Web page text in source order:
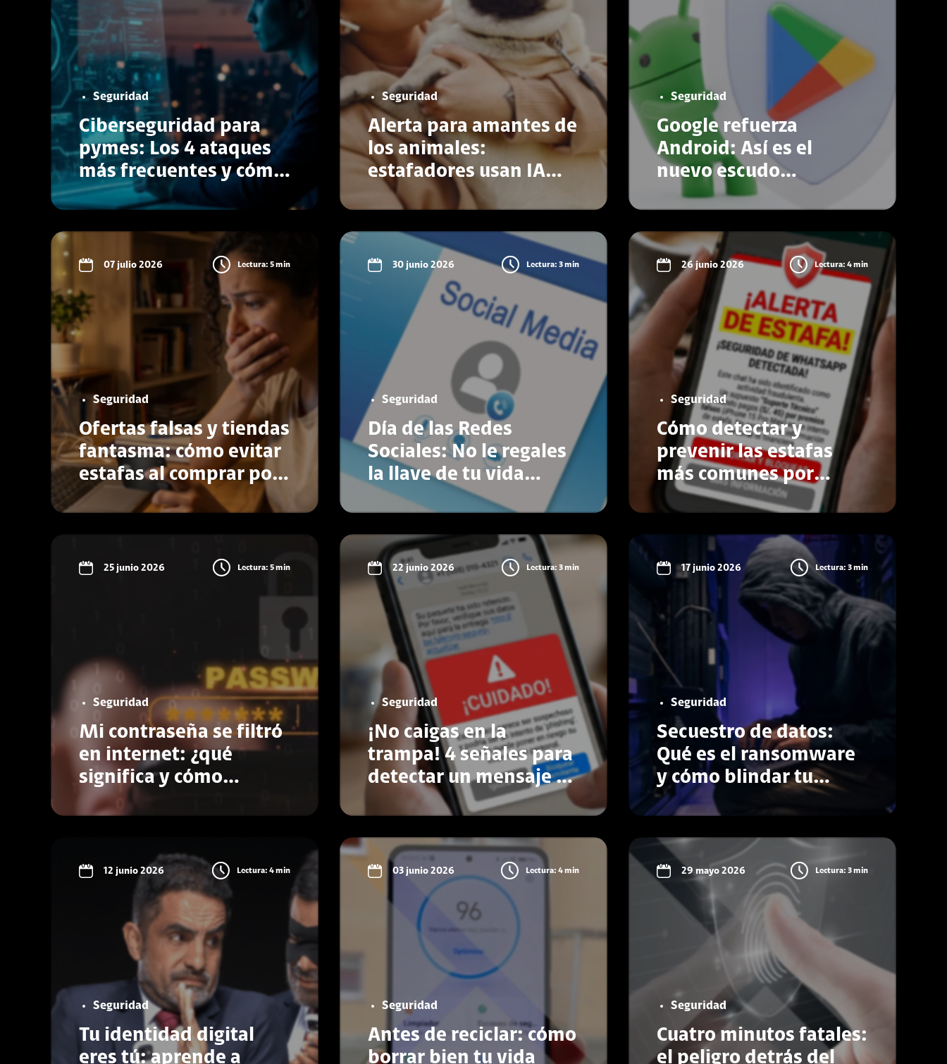
Seguridad
Ciberseguridad para
pymes: Los 4 ataques
más frecuentes y cómo
proteger tu negocio
Conoce más
Seguridad
Alerta para amantes de
los animales:
estafadores usan IA
para pedir dinero por
Conoce más
Seguridad
Google refuerza
Android: Así es el
nuevo escudo
obligatorio contra las
Conoce más
07 julio 2026 Lectura: 5 min
Seguridad
Ofertas falsas y tiendas
fantasma: cómo evitar
estafas al comprar por
internet
30 junio 2026 Lectura: 3 min
Seguridad
Día de las Redes
Sociales: No le regales
la llave de tu vida
digital a los
Conoce más
26 junio 2026 Lectura: 4 min
Seguridad
Cómo detectar y
prevenir las estafas
más comunes por
WhatsApp
Conoce más
25 junio 2026 Lectura: 5 min
Seguridad
Mi contraseña se filtró
en internet: ¿qué
significa y cómo
recupero mi seguridad?
22 junio 2026 Lectura: 3 min
Seguridad
¡No caigas en la
trampa! 4 señales para
detectar un mensaje de
texto falso antes de
Conoce más
17 junio 2026 Lectura: 3 min
Seguridad
Secuestro de datos:
Qué es el ransomware
y cómo blindar tu
empresa ante esta
Conoce más
12 junio 2026 Lectura: 4 min
Seguridad
Tu identidad digital
eres tú: aprende a
03 junio 2026 Lectura: 4 min
Seguridad
Antes de reciclar: cómo
borrar bien tu vida
29 mayo 2026 Lectura: 3 min
Seguridad
Cuatro minutos fatales:
el peligro detrás del